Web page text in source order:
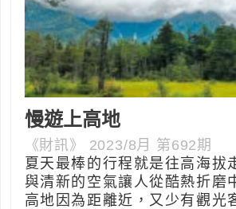
慢遊上高地
《財訊》 2023/8月 第692期
夏天最棒的行程就是往高海拔
與清新的空氣讓人從酷熱折磨
高地因為距離近，又少有觀光